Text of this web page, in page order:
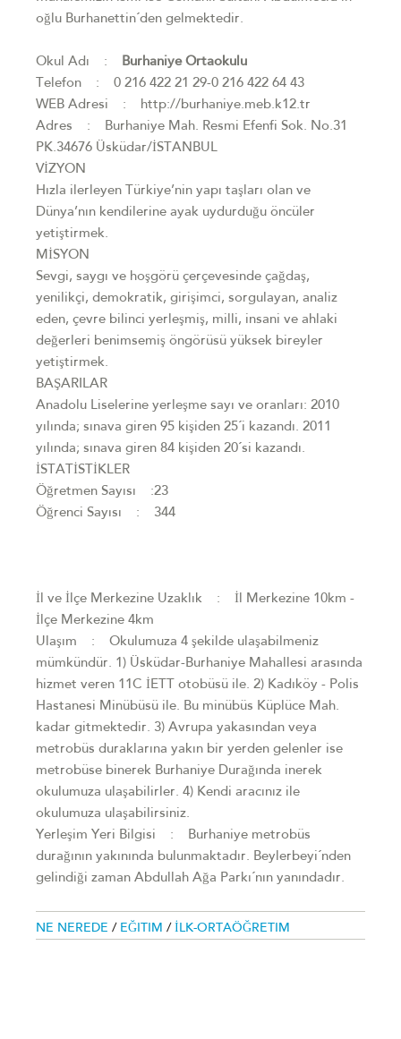
oğlu Burhanettin´den gelmektedir.
Okul Adı : Burhaniye Ortaokulu
Telefon : 0 216 422 21 29-0 216 422 64 43
WEB Adresi : http://burhaniye.meb.k12.tr
Adres : Burhaniye Mah. Resmi Efenfi Sok. No.31
PK.34676 Üsküdar/İSTANBUL
VİZYON
Hızla ilerleyen Türkiye’nin yapı taşları olan ve
Dünya’nın kendilerine ayak uydurduğu öncüler
yetiştirmek.
MİSYON
Sevgi, saygı ve hoşgörü çerçevesinde çağdaş,
yenilikçi, demokratik, girişimci, sorgulayan, analiz
eden, çevre bilinci yerleşmiş, milli, insani ve ahlaki
değerleri benimsemiş öngörüsü yüksek bireyler
yetiştirmek.
BAŞARILAR
Anadolu Liselerine yerleşme sayı ve oranları: 2010
yılında; sınava giren 95 kişiden 25´i kazandı. 2011
yılında; sınava giren 84 kişiden 20´si kazandı.
İSTATİSTİKLER
Öğretmen Sayısı :23
Öğrenci Sayısı : 344
İl ve İlçe Merkezine Uzaklık : İl Merkezine 10km -
İlçe Merkezine 4km
Ulaşım : Okulumuza 4 şekilde ulaşabilmeniz
mümkündür. 1) Üsküdar-Burhaniye Mahallesi arasında
hizmet veren 11C İETT otobüsü ile. 2) Kadıköy - Polis
Hastanesi Minübüsü ile. Bu minübüs Küplüce Mah.
kadar gitmektedir. 3) Avrupa yakasından veya
metrobüs duraklarına yakın bir yerden gelenler ise
metrobüse binerek Burhaniye Durağında inerek
okulumuza ulaşabilirler. 4) Kendi aracınız ile
okulumuza ulaşabilirsiniz.
Yerleşim Yeri Bilgisi : Burhaniye metrobüs
durağının yakınında bulunmaktadır. Beylerbeyi´nden
gelindiği zaman Abdullah Ağa Parkı´nın yanındadır.
NE NEREDE / EĞITIM / İLK-ORTAÖĞRETIM